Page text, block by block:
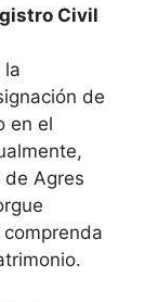
Civil
la
de
en el
de Agres